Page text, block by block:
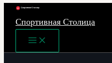
Спортивная Столица
Main
Menu